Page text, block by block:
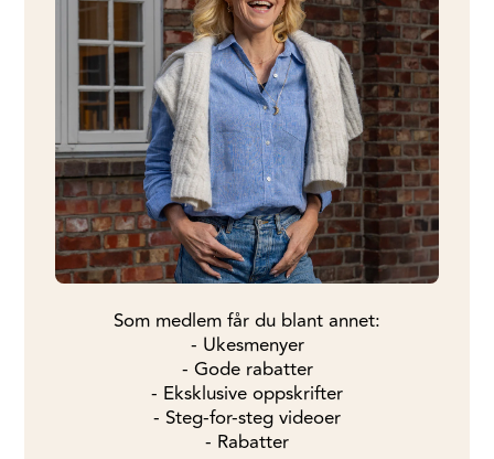
Som medlem får du blant annet:
- Ukesmenyer
- Gode rabatter
- Eksklusive oppskrifter
- Steg-for-steg videoer
- Rabatter